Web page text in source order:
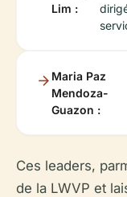
Lim :
Maria Paz
Mendoza-
Guazon :
Ces leaders,
de la LWVP et